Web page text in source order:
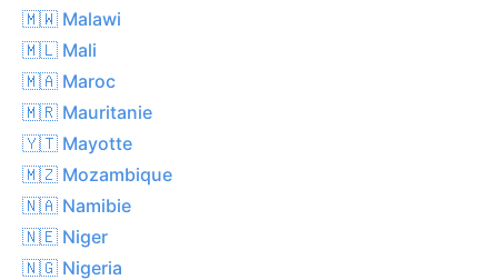
🇲🇼 Malawi
🇲🇱 Mali
🇲🇦 Maroc
🇲🇷 Mauritanie
🇾🇹 Mayotte
🇲🇿 Mozambique
🇳🇦 Namibie
🇳🇪 Niger
🇳🇬 Nigeria